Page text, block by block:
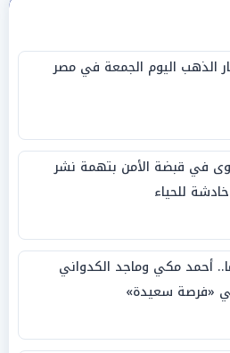
الذهب اليوم الجمعة في مصر
في قبضة الأمن بتهمة نشر
للحياء
13 عامًا.. أحمد مكي وماجد الكدواني
«فرصة سعيدة»